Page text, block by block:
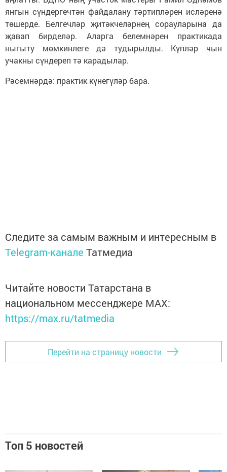
янгын сүндергечтән файдалану тәртипләрен исләренә
төшерде. Белгечләр җитәкчеләрнең сорауларына да
җавап бирделәр. Аларга белемнәрен практикада
ныгыту мөмкинлеге дә тудырылды. Күпләр чын
учакны сүндереп тә карадылар.
Рәсемнәрдә: практик күнегүләр бара.
Следите за самым важным и интересным в
Telegram-канале Татмедиа
Читайте новости Татарстана в
национальном мессенджере MАХ:
https://max.ru/tatmedia
Перейти на страницу новости
Топ 5 новостей